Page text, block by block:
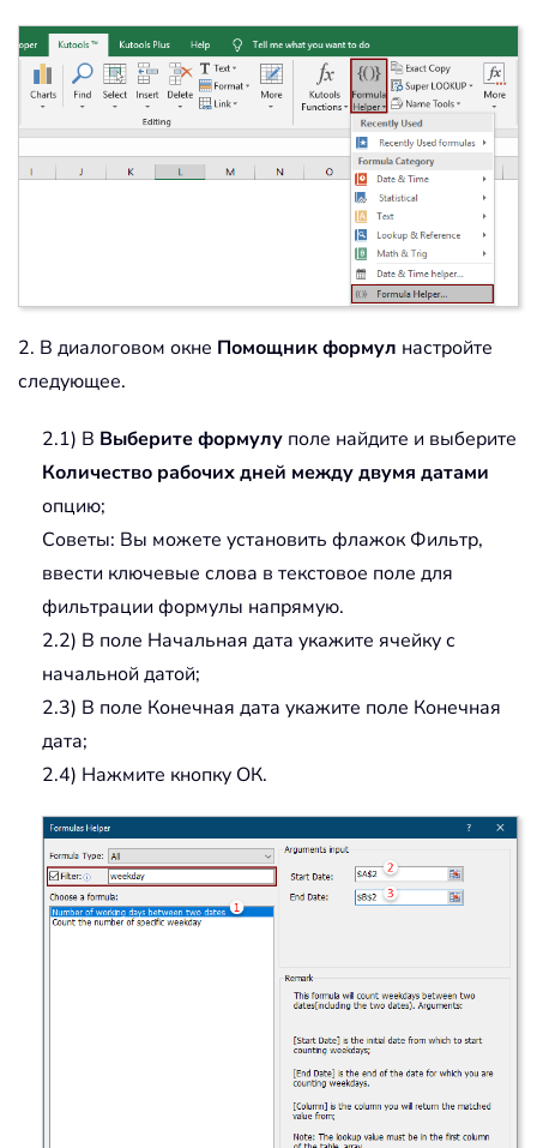
2. В диалоговом окне Помощник формул настройте
следующее.
2.1) В Выберите формулу поле найдите и выберите
Количество рабочих дней между двумя датами
опцию;
Советы: Вы можете установить флажок Фильтр,
ввести ключевые слова в текстовое поле для
фильтрации формулы напрямую.
2.2) В поле Начальная дата укажите ячейку с
начальной датой;
2.3) В поле Конечная дата укажите поле Конечная
дата;
2.4) Нажмите кнопку ОК.